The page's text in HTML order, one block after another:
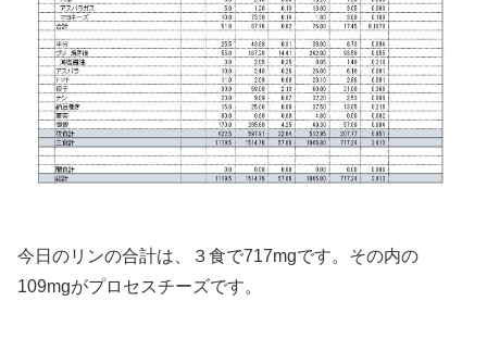
今日のリンの合計は、３食で717mgです。その内の
109mgがプロセスチーズです。